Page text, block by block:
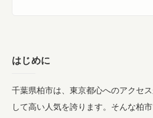
はじめに
千葉県柏市は、東京都心へのアクセ
して高い人気を誇ります。そんな柏